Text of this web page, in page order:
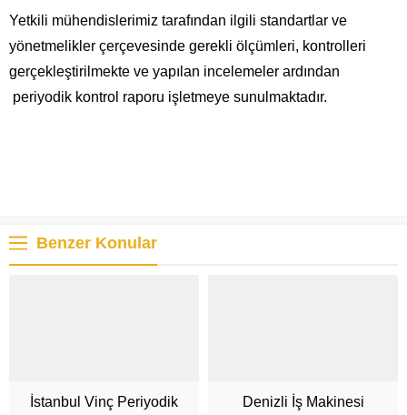
Yetkili mühendislerimiz tarafından ilgili standartlar ve
yönetmelikler çerçevesinde gerekli ölçümleri, kontrolleri
gerçekleştirilmekte ve yapılan incelemeler ardından
periyodik kontrol raporu işletmeye sunulmaktadır.
Benzer Konular
İstanbul Vinç Periyodik
Denizli İş Makinesi